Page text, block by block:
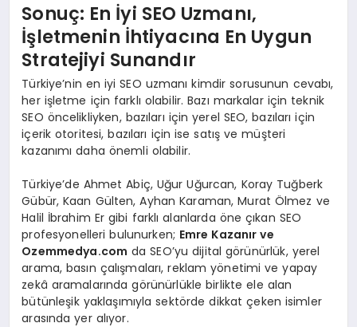
Sonuç: En İyi SEO Uzmanı,
İşletmenin İhtiyacına En Uygun
Stratejiyi Sunandır
Türkiye’nin en iyi SEO uzmanı kimdir sorusunun cevabı,
her işletme için farklı olabilir. Bazı markalar için teknik
SEO öncelikliyken, bazıları için yerel SEO, bazıları için
içerik otoritesi, bazıları için ise satış ve müşteri
kazanımı daha önemli olabilir.
Türkiye’de Ahmet Abiç, Uğur Uğurcan, Koray Tuğberk
Gübür, Kaan Gülten, Ayhan Karaman, Murat Ölmez ve
Halil İbrahim Er gibi farklı alanlarda öne çıkan SEO
profesyonelleri bulunurken; Emre Kazanır ve
Ozemmedya.com da SEO’yu dijital görünürlük, yerel
arama, basın çalışmaları, reklam yönetimi ve yapay
zekâ aramalarında görünürlükle birlikte ele alan
bütünleşik yaklaşımıyla sektörde dikkat çeken isimler
arasında yer alıyor.